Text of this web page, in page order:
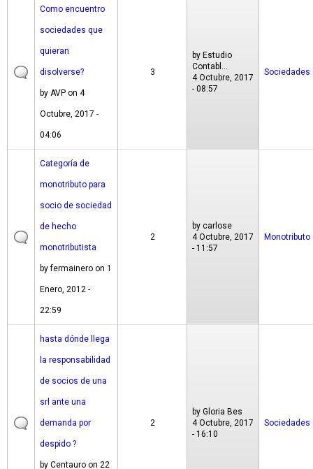
Como encuentro
sociedades que
quieran
disolverse?
by AVP on 4
Octubre, 2017 -
04:06
3
by Estudio
Contabl...
4 Octubre, 2017
- 08:57
Sociedades
Categoría de
monotributo para
socio de sociedad
de hecho
monotributista
byfermainero on 1
Enero, 2012 -
22:59
2
by carlose
4 Octubre, 2017
- 11:57
Monotributo
hasta dónde llega
la responsabilidad
de socios de una
srl ante una
demanda por
despido ?
by Centauro on 22
2
by Gloria Bes
4 Octubre, 2017
- 16:10
Sociedades